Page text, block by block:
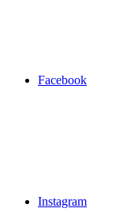
Facebook
Instagram